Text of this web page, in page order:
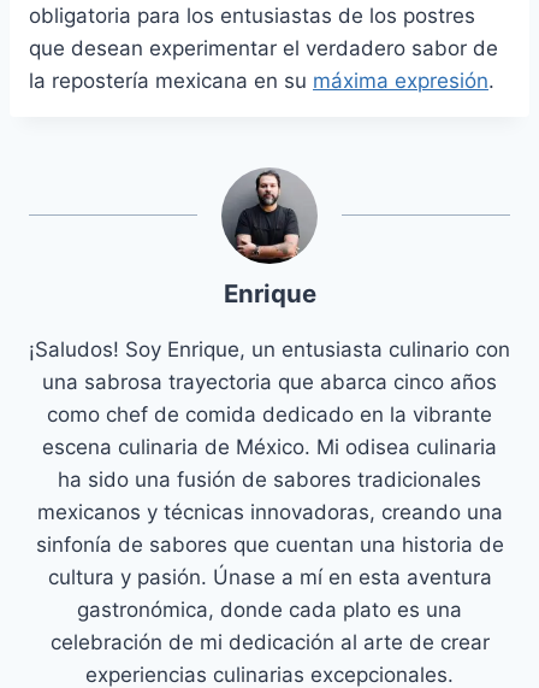
obligatoria para los entusiastas de los postres
que desean experimentar el verdadero sabor de
la repostería mexicana en su máxima expresión.
Enrique
¡Saludos! Soy Enrique, un entusiasta culinario con
una sabrosa trayectoria que abarca cinco años
como chef de comida dedicado en la vibrante
escena culinaria de México. Mi odisea culinaria
ha sido una fusión de sabores tradicionales
mexicanos y técnicas innovadoras, creando una
sinfonía de sabores que cuentan una historia de
cultura y pasión. Únase a mí en esta aventura
gastronómica, donde cada plato es una
celebración de mi dedicación al arte de crear
experiencias culinarias excepcionales.